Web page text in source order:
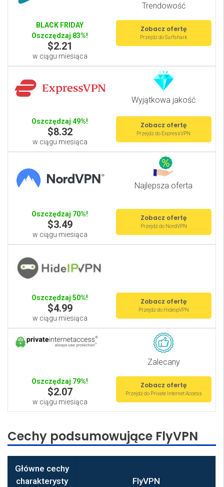
Trendowość
BLACK FRIDAY
Oszczędzaj 83%!
$2.21
w ciągu miesiąca
Zobacz ofertę
Przejdź do Surfshark
Wyjątkowa jakość
Oszczędzaj 49%!
$8.32
w ciągu miesiąca
Zobacz ofertę
Przejdź do ExpressVPN
Najlepsza oferta
Oszczędzaj 70%!
$3.49
w ciągu miesiąca
Zobacz ofertę
Przejdź do NordVPN
Oszczędzaj 50%!
$4.99
w ciągu miesiąca
Zobacz ofertę
Przejdź do HideipVPN
Zalecany
Oszczędzaj 79%!
$2.07
w ciągu miesiąca
Zobacz ofertę
Przejdź do Private Internet Access
Cechy podsumowujące FlyVPN
Główne cechy
charakterysty
FlyVPN